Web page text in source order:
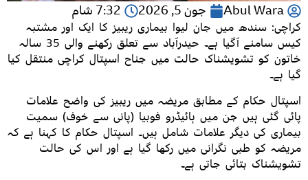
Abul Wara جون 5, 2026 7:32 شام
کراچی: سندھ میں جان لیوا بیماری ریبیز کا ایک اور مشتبہ
کیس سامنے آگیا ہے۔ حیدرآباد سے تعلق رکھنے والی 35 سالہ
خاتون کو تشویشناک حالت میں جناح اسپتال کراچی منتقل کیا
گیا ہے۔
اسپتال حکام کے مطابق مریضہ میں ریبیز کی واضح علامات
پائی گئی ہیں جن میں ہائیڈرو فوبیا (پانی سے خوف) سمیت
بیماری کی دیگر علامات شامل ہیں۔ اسپتال حکام کا کہنا ہے کہ
مریضہ کو طبی نگرانی میں رکھا گیا ہے اور اس کی حالت
تشویشناک بتائی جاتی ہے۔